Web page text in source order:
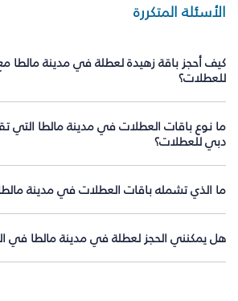
الأسئلة المتكررة
كيف أحجز باقة زهيدة لعطلة في مدينة مالطا
للعطلات؟
ما نوع باقات العطلات في مدينة مالطا التي
دبي للعطلات؟
ما الذي تشمله باقات العطلات في مدينة
هل يمكنني الحجز لعطلة في مدينة مالطا في